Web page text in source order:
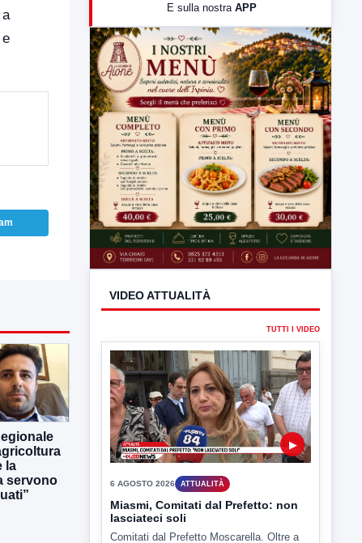
la
servono
23:00 LabNews (replica)
E sulla nostra APP
VIDEO ATTUALITÀ
TUTTI I VIDEO
▶